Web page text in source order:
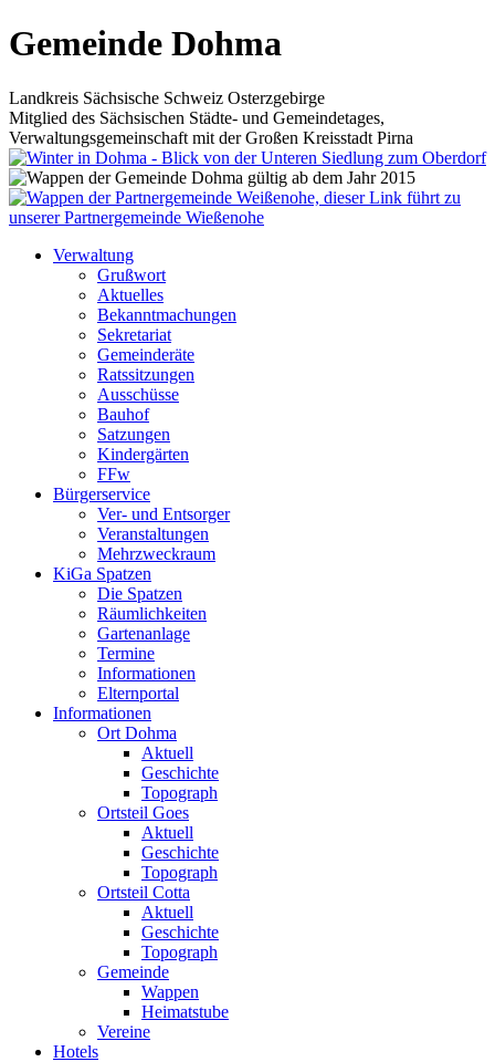
Gemeinde Dohma
Landkreis Sächsische Schweiz Osterzgebirge
Mitglied des Sächsischen Städte- und Gemeindetages,
Verwaltungsgemeinschaft mit der Großen Kreisstadt Pirna
Verwaltung
Grußwort
Aktuelles
Bekanntmachungen
Sekretariat
Gemeinderäte
Ratssitzungen
Ausschüsse
Bauhof
Satzungen
Kindergärten
FFw
Bürgerservice
Ver- und Entsorger
Veranstaltungen
Mehrzweckraum
KiGa Spatzen
Die Spatzen
Räumlichkeiten
Gartenanlage
Termine
Informationen
Elternportal
Informationen
Ort Dohma
Aktuell
Geschichte
Topograph
Ortsteil Goes
Aktuell
Geschichte
Topograph
Ortsteil Cotta
Aktuell
Geschichte
Topograph
Gemeinde
Wappen
Heimatstube
Vereine
Hotels